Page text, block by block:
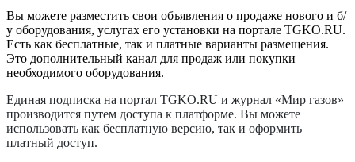
Вы можете разместить свои объявления о продаже нового и б/
у оборудования, услугах его установки на портале TGKO.RU.
Есть как бесплатные, так и платные варианты размещения.
Это дополнительный канал для продаж или покупки
необходимого оборудования.
Единая подписка на портал TGKO.RU и журнал «Мир газов»
производится путем доступа к платформе. Вы можете
использовать как бесплатную версию, так и оформить
платный доступ.